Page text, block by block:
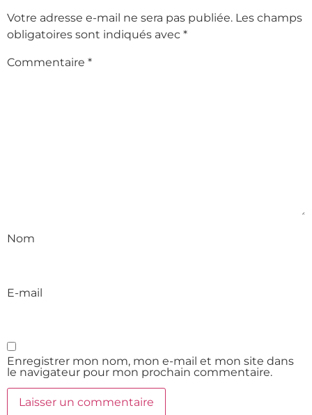
Votre adresse e-mail ne sera pas publiée. Les champs
obligatoires sont indiqués avec *
Commentaire *
Nom
E-mail
Enregistrer mon nom, mon e-mail et mon site dans
le navigateur pour mon prochain commentaire.